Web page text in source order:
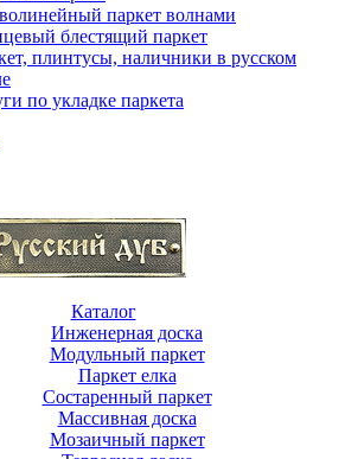
паркет волнами
блестящий паркет
плинтусы, наличники в русском
по укладке паркета
Каталог
Инженерная доска
Модульный паркет
Паркет елка
Состаренный паркет
Массивная доска
Мозаичный паркет